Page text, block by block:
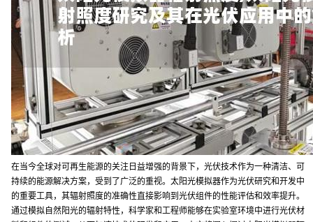
在当今全球对可再生能源的关注日益增强的背景下，光伏技术作为一种清洁、可
持续的能源解决方案，受到了广泛的重视。太阳光模拟器作为光伏研究和开发中
的重要工具，其辐射照度的准确性直接影响到光伏组件的性能评估和效率提升。
通过模拟自然阳光的辐射特性，科学家和工程师能够在实验室环境中进行光伏材